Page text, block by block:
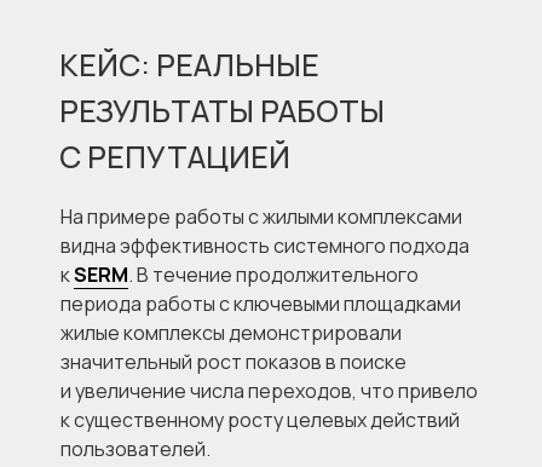
КЕЙС: РЕАЛЬНЫЕ
РЕЗУЛЬТАТЫ РАБОТЫ
С РЕПУТАЦИЕЙ
На примере работы с жилыми комплексами
видна эффективность системного подхода
кSERM. В течение продолжительного
периода работы с ключевыми площадками
жилые комплексы демонстрировали
значительный рост показов в поиске
и увеличение числа переходов, что привело
к существенному росту целевых действий
пользователей.